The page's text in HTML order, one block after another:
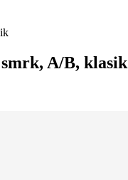
A/B, klasik